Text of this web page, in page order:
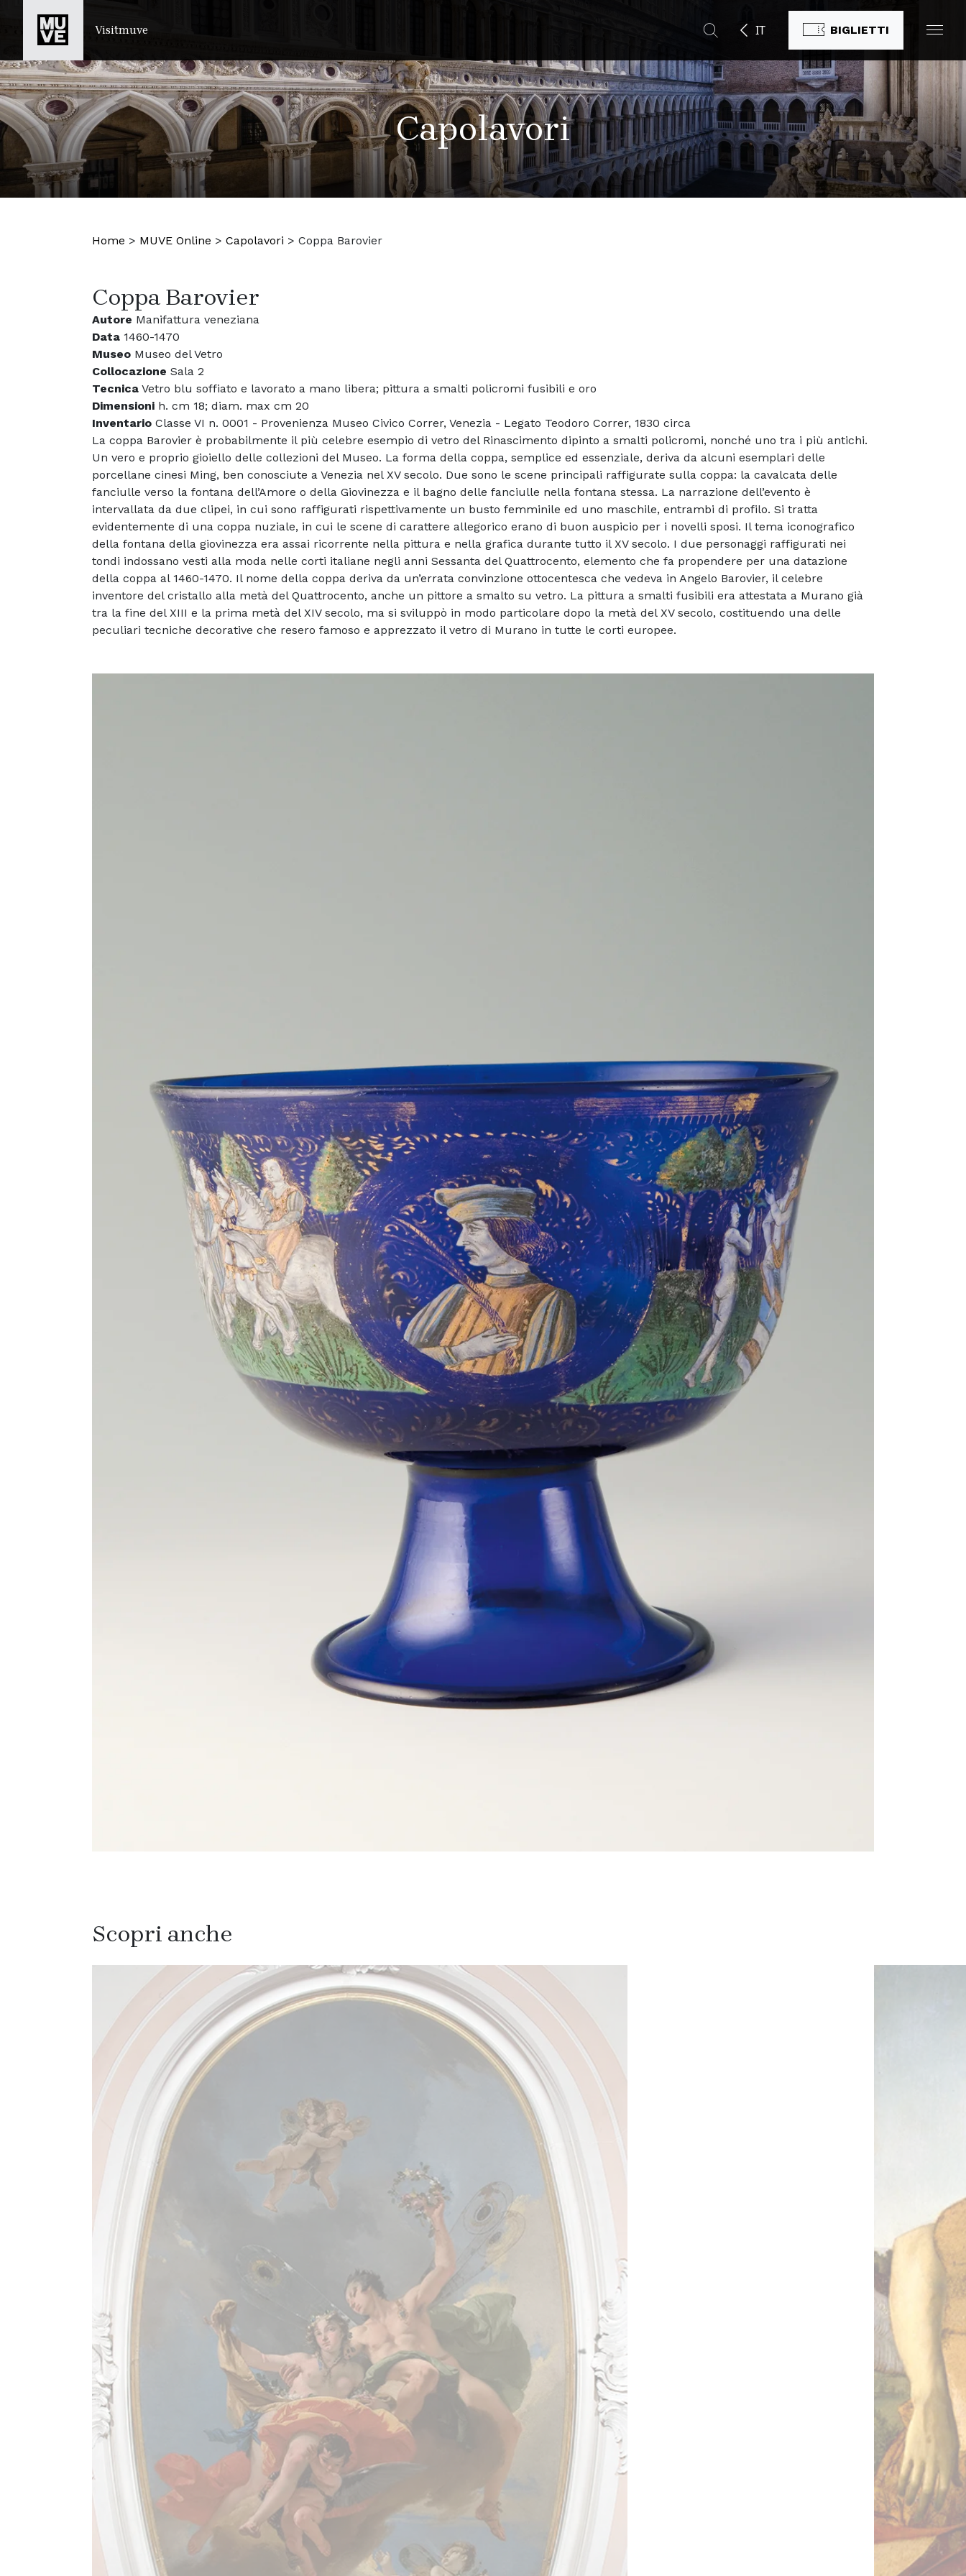
SALTA AL CONTENUTO PRINCIPALE
Visitmuve IT BIGLIETTI
Capolavori
Home > MUVE Online > Capolavori > Coppa Barovier
Coppa Barovier
Autore Manifattura veneziana
Data 1460-1470
Museo Museo del Vetro
Collocazione Sala 2
Tecnica Vetro blu soffiato e lavorato a mano libera; pittura a smalti policromi fusibili e oro
Dimensioni h. cm 18; diam. max cm 20
Inventario Classe VI n. 0001 - Provenienza Museo Civico Correr, Venezia - Legato Teodoro Correr, 1830 circa
La coppa Barovier è probabilmente il più celebre esempio di vetro del Rinascimento dipinto a smalti policromi, nonché uno tra i più antichi.
Un vero e proprio gioiello delle collezioni del Museo. La forma della coppa, semplice ed essenziale, deriva da alcuni esemplari delle
porcellane cinesi Ming, ben conosciute a Venezia nel XV secolo. Due sono le scene principali raffigurate sulla coppa: la cavalcata delle
fanciulle verso la fontana dell’Amore o della Giovinezza e il bagno delle fanciulle nella fontana stessa. La narrazione dell’evento è
intervallata da due clipei, in cui sono raffigurati rispettivamente un busto femminile ed uno maschile, entrambi di profilo. Si tratta
evidentemente di una coppa nuziale, in cui le scene di carattere allegorico erano di buon auspicio per i novelli sposi. Il tema iconografico
della fontana della giovinezza era assai ricorrente nella pittura e nella grafica durante tutto il XV secolo. I due personaggi raffigurati nei
tondi indossano vesti alla moda nelle corti italiane negli anni Sessanta del Quattrocento, elemento che fa propendere per una datazione
della coppa al 1460-1470. Il nome della coppa deriva da un’errata convinzione ottocentesca che vedeva in Angelo Barovier, il celebre
inventore del cristallo alla metà del Quattrocento, anche un pittore a smalto su vetro. La pittura a smalti fusibili era attestata a Murano già
tra la fine del XIII e la prima metà del XIV secolo, ma si sviluppò in modo particolare dopo la metà del XV secolo, costituendo una delle
peculiari tecniche decorative che resero famoso e apprezzato il vetro di Murano in tutte le corti europee.
Scopri anche